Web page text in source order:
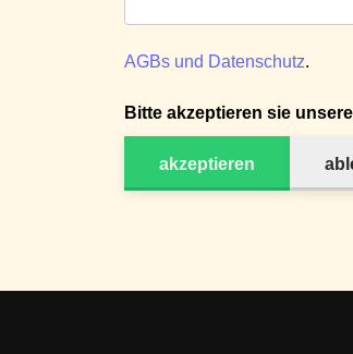
AGBs und Datenschutz.
Bitte akzeptieren sie
akzeptieren